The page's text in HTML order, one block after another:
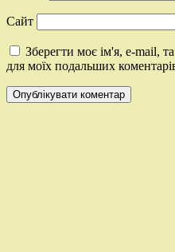
Сайт
Зберегти моє ім'я, e-mail,
для моїх подальших